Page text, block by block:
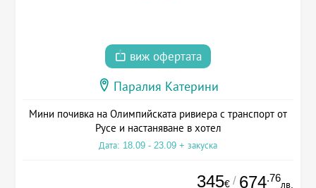
виж офертата
Паралия Катерини
Мини почивка на Олимпийската ривиера с транспорт от
Русе и настаняване в хотел
Дата: 18.09 - 23.09 + закуска
345€ / 674.76
лв.